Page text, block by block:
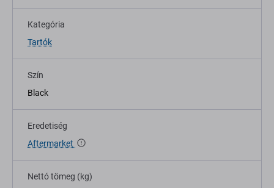
Kategória
Tartók
Szín
Black
Eredetiség
Aftermarket
Nettó tömeg (kg)